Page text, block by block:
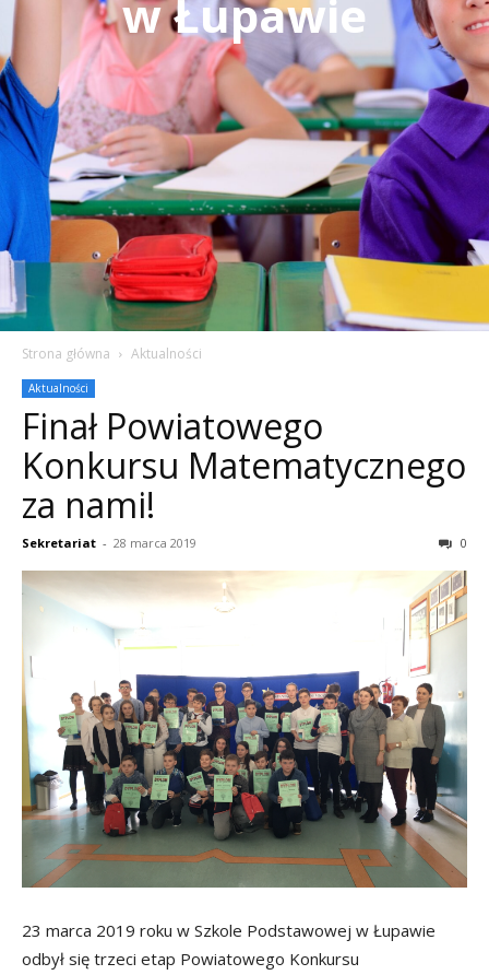
w Łupawie
Strona główna Aktualności
Aktualności
Finał Powiatowego
Konkursu Matematycznego
za nami!
Sekretariat - 28 marca 2019 0
23 marca 2019 roku w Szkole Podstawowej w Łupawie
odbył się trzeci etap Powiatowego Konkursu